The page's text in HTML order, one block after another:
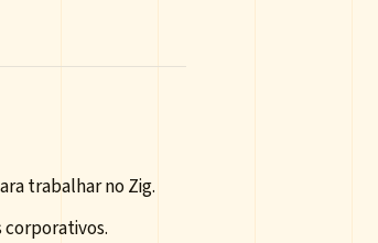
trabalhar no Zig.
corporativos.